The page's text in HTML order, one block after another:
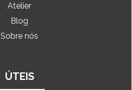
Atelier
Blog
Sobre nós
ÚTEIS